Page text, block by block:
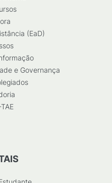
(EaD)
e Governança